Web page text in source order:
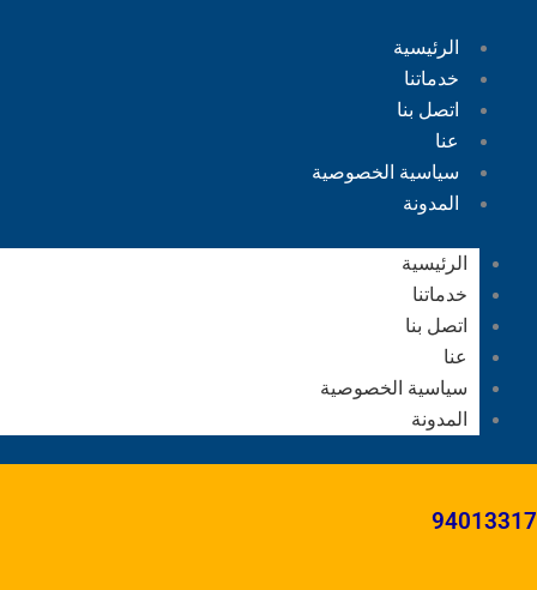
الرئيسية
خدماتنا
اتصل بنا
عنا
سياسية الخصوصية
المدونة
الرئيسية
خدماتنا
اتصل بنا
عنا
سياسية الخصوصية
المدونة
94013317